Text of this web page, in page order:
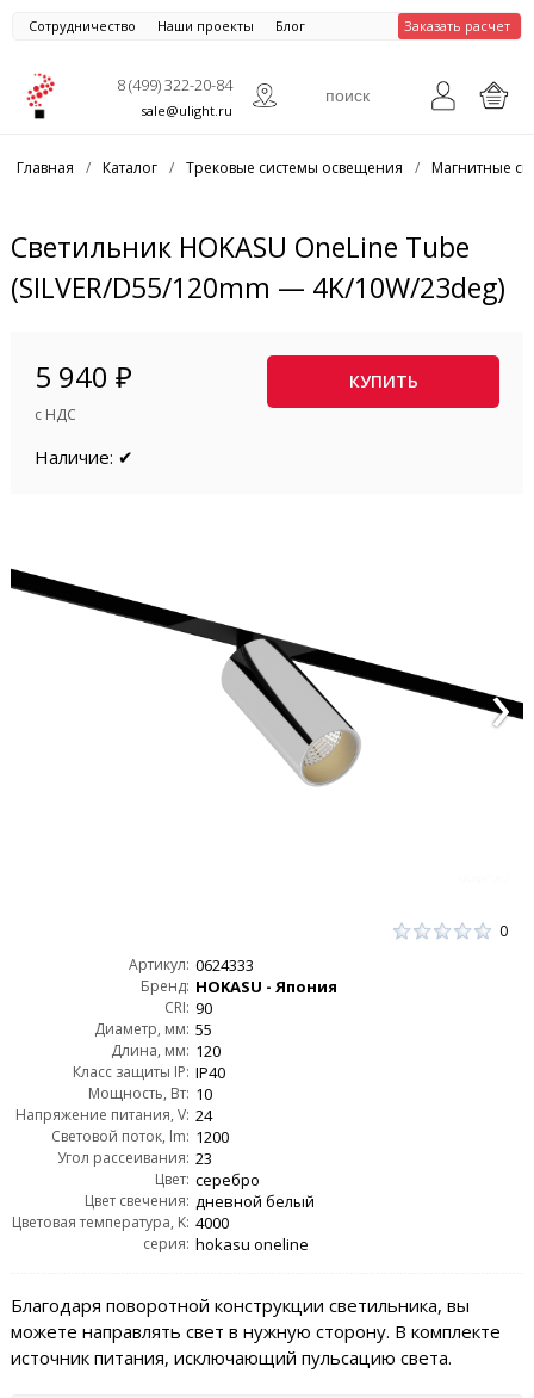
Сотрудничество Наши проекты Блог Заказать расчет
8 (499) 322-20-84
sale@ulight.ru
Главная / Каталог / Трековые системы освещения / Магнитные
Светильник HOKASU OneLine Tube
(SILVER/D55/120mm — 4K/10W/23deg)
5 940 ₽
с НДС
КУПИТЬ
Наличие: ✔
0
Артикул: 0624333
Бренд: HOKASU - Япония
CRI: 90
Диаметр, мм: 55
Длина, мм: 120
Класс защиты IP: IP40
Мощность, Вт: 10
Напряжение питания, V: 24
Световой поток, lm: 1200
Угол рассеивания: 23
Цвет: серебро
Цвет свечения: дневной белый
Цветовая температура, K: 4000
серия: hokasu oneline
Благодаря поворотной конструкции светильника, вы
можете направлять свет в нужную сторону. В комплекте
источник питания, исключающий пульсацию света.